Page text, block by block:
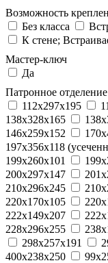
Возможность
Без класса
К стене;
Мастер-ключ
Да
Патронное
112x297x195
138x328x165
146x259x152
197x356x118
199x260x101
200x297x147
210x296x245
220x170x105
222x149x207
228x296x255
298x257x191
400x238x250